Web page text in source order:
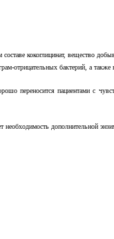
кокоглицинат, вещество
отрицательных бактерий, а также
переносится пациентами с
необходимость дополнительной